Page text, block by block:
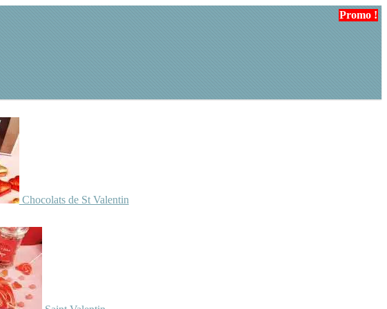
Chocolats de St Valentin
Promo !
Promo !
Promo !